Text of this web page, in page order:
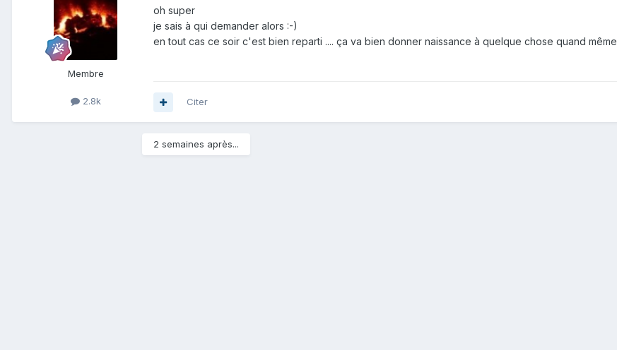
Membre
2.8k
oh super
je sais à qui demander alors :-)
en tout cas ce soir c'est bien reparti .... ça va bien donner naissance à quelque chose quand même
Citer
2 semaines après...